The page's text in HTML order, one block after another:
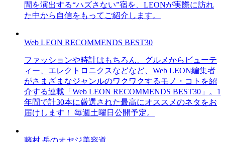
間を演出する“ハズさない”宿を、LEONが実際に訪れ
た中から自信をもってご紹介します。
Web LEON RECOMMENDS BEST30
ファッションや時計はもちろん、グルメからビューテ
ィー、エレクトロニクスなどなど、Web LEON編集者
がさまざまなジャンルのワクワクするモノ・コトを紹
介する連載「Web LEON RECOMMENDS BEST30」。1
年間で計30本に厳選された最高にオススメのネタをお
届けします！ 毎週土曜日公開予定。